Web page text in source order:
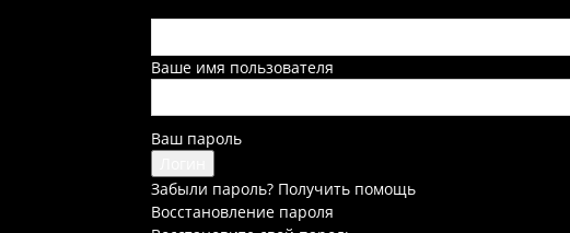
Ваше имя пользователя
Ваш пароль
Забыли пароль? Получить помощь
Восстановление пароля